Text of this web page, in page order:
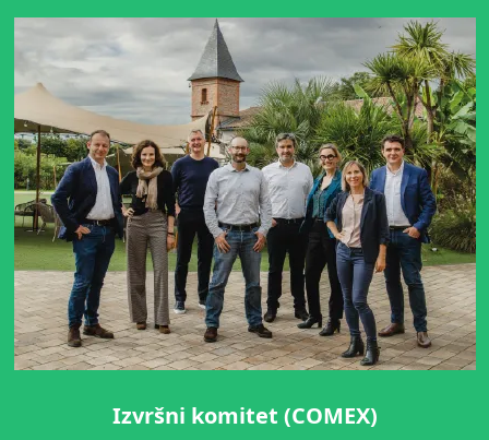
NAŠI POSLOVNI SEKTORI
Proizvodnja hrane
Kozmetika
Tekstil
Šumarstvo
Proizvodi za održavanje kuće
Izvršni komitet (COMEX)